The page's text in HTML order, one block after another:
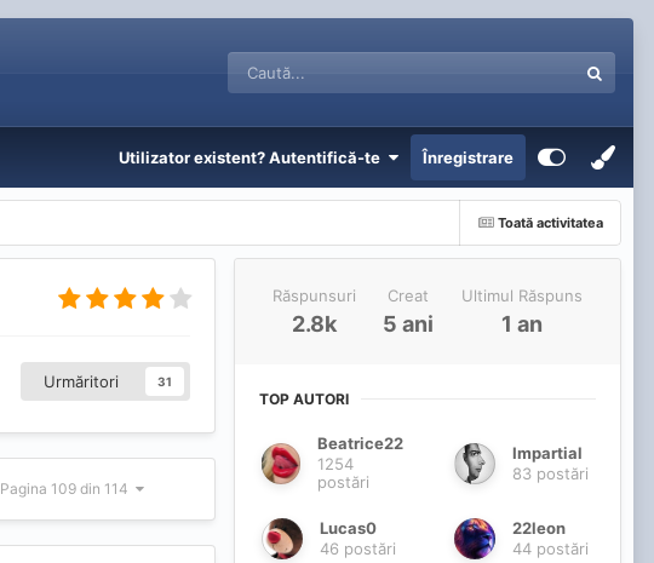
Utilizator existent? Autentifică-te Înregistrare
Toată activitatea
Urmăritori 31
Pagina 109 din 114
Răspunsuri
2.8k
Creat
5 ani
Ultimul Răspuns
1 an
TOP AUTORI
Beatrice22
1254
postări
Impartial
83 postări
Lucas0
46 postări
22leon
44 postări